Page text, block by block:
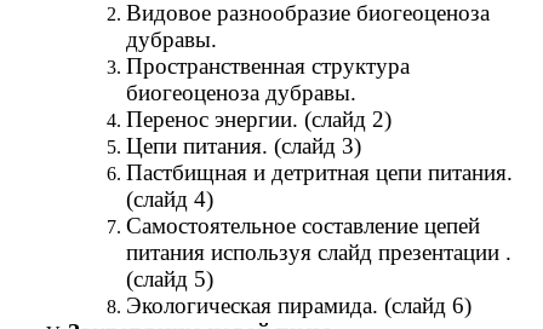
Видовое разнообразие биогеоценоза
дубравы.
Пространственная структура
биогеоценоза дубравы.
Перенос энергии. (слайд 2)
Цепи питания. (слайд 3)
Пастбищная и детритная цепи питания.
(слайд 4)
Самостоятельное составление цепей
питания используя слайд презентации .
(слайд 5)
Экологическая пирамида. (слайд 6)